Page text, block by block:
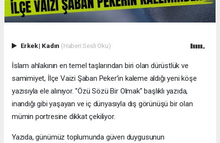
Erkek| Kadın (Haberi Sesli Oku)
İslam ahlakının en temel taşlarından biri olan dürüstlük ve
samimiyet, İlçe Vaizi Şaban Peker’in kaleme aldığı yeni köşe
yazısıyla ele alınıyor. "Özü Sözü Bir Olmak" başlıklı yazıda,
inandığı gibi yaşayan ve iç dünyasıyla dış görünüşü bir olan
mümin portresine dikkat çekiliyor.
​Yazıda, günümüz toplumunda güven duygusunun